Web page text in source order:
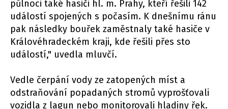
půlnoci také hasiči hl. m. Prahy, kteří řešili 142
událostí spojených s počasím. K dnešnímu ránu
pak následky bouřek zaměstnaly také hasiče v
Královéhradeckém kraji, kde řešili přes sto
událostí," uvedla mluvčí.
Vedle čerpání vody ze zatopených míst a
odstraňování popadaných stromů vyprošťovali
vozidla z lagun nebo monitorovali hladiny řek.